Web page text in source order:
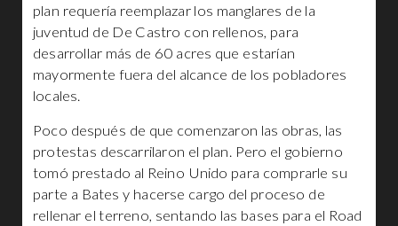
plan requería reemplazar los manglares de la
juventud de De Castro con rellenos, para
desarrollar más de 60 acres que estarían
mayormente fuera del alcance de los pobladores
locales.
Poco después de que comenzaron las obras, las
protestas descarrilaron el plan. Pero el gobierno
tomó prestado al Reino Unido para comprarle su
parte a Bates y hacerse cargo del proceso de
rellenar el terreno, sentando las bases para el Road